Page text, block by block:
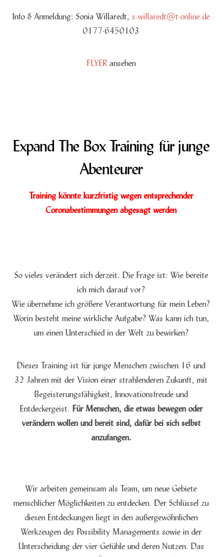
Info & Anmeldung: Sonia Willaredt, s.willaredt@t-online.de
0177-6450103
FLYERansehen
Expand The Box Training für junge
Abenteurer
Training könnte kurzfristig wegen entsprechender
Coronabestimmungen abgesagt werden
So vieles verändert sich derzeit. Die Frage ist: Wie bereite
ich mich darauf vor?
Wie übernehme ich größere Verantwortung für mein Leben?
Worin besteht meine wirkliche Aufgabe? Was kann ich tun,
um einen Unterschied in der Welt zu bewirken?
Dieses Training ist für junge Menschen zwischen 16 und
32 Jahren mit der Vision einer strahlenderen Zukunft, mit
Begeisterungsfähigkeit, Innovationsfreude und
Entdeckergeist. Für Menschen, die etwas bewegen oder
verändern wollen und bereit sind, dafür bei sich selbst
anzufangen.
Wir arbeiten gemeinsam als Team, um neue Gebiete
menschlicher Möglichkeiten zu entdecken. Der Schlüssel zu
diesen Entdeckungen liegt in den außergewöhnlichen
Werkzeugen des Possibility Managements sowie in der
Unterscheidung der vier Gefühle und deren Nutzen. Das